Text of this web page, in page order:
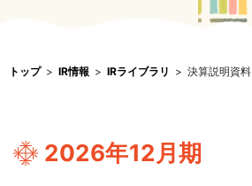
トップ IR情報 IRライブラリ 決算説明資料
2026年12月期